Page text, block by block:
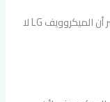
وحدة الجهد العالي إذا كانت معطلة، فهذا يفسر أن الميكروويف LG لا